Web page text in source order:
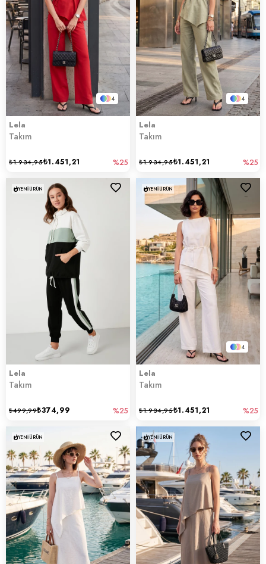
4
Lela
Takım
₺1.451,21
₺1.934,95 %25
4
Lela
Takım
₺1.451,21
₺1.934,95 %25
Lela
Takım
₺374,99
₺499,99 %25
YENI ÜRÜN
4
Lela
Takım
₺1.451,21
₺1.934,95 %25
YENI ÜRÜN
YENI ÜRÜN YENI ÜRÜN